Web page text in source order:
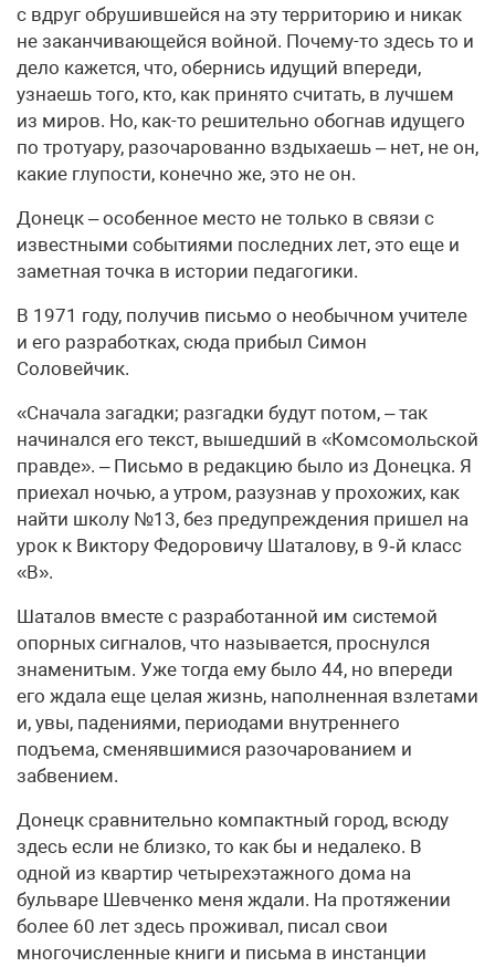
с вдруг обрушившейся на эту территорию и никак
не заканчивающейся войной. Почему-то здесь то и
дело кажется, что, обернись идущий впереди,
узнаешь того, кто, как принято считать, в лучшем
из миров. Но, как-то решительно обогнав идущего
по тротуару, разочарованно вздыхаешь – нет, не он,
какие глупости, конечно же, это не он.
Донецк – особенное место не только в связи с
известными событиями последних лет, это еще и
заметная точка в истории педагогики.
В 1971 году, получив письмо о необычном учителе
и его разработках, сюда прибыл Симон
Соловейчик.
«Сначала загадки; разгадки будут потом, – так
начинался его текст, вышедший в «Комсомольской
правде». – Письмо в редакцию было из Донецка. Я
приехал ночью, а утром, разузнав у прохожих, как
найти школу №13, без предупреждения пришел на
урок к Виктору Федоровичу Шаталову, в 9‑й класс
«В».
Шаталов вместе с разработанной им системой
опорных сигналов, что называется, проснулся
знаменитым. Уже тогда ему было 44, но впереди
его ждала еще целая жизнь, наполненная взлетами
и, увы, падениями, периодами внутреннего
подъема, сменявшимися разочарованием и
забвением.
Донецк сравнительно компактный город, всюду
здесь если не близко, то как бы и недалеко. В
одной из квартир четырехэтажного дома на
бульваре Шевченко меня ждали. На протяжении
более 60 лет здесь проживал, писал свои
многочисленные книги и письма в инстанции